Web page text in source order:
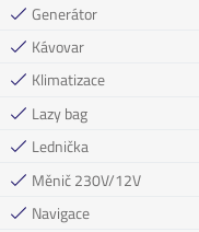
Generátor
Kávovar
Klimatizace
Lazy bag
Lednička
Měnič 230V/12V
Navigace